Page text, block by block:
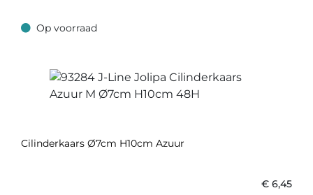
Op voorraad
Op voorraad
Cilinderkaars Ø7cm H10cm Azuur
€ 6,45